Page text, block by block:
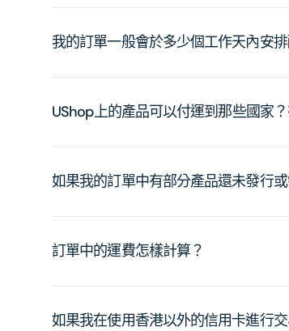
我的訂單一般會於多少個工作天內安
UShop上的產品可以付運到那些國家
如果我的訂單中有部分產品還未發行
訂單中的運費怎樣計算？
如果我在使用香港以外的信用卡進行